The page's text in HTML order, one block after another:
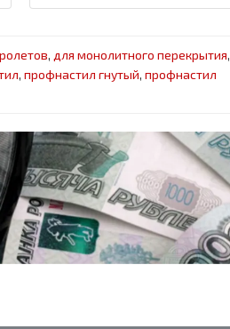
, для монолитного перекрытия,
, профнастил гнутый, профнастил